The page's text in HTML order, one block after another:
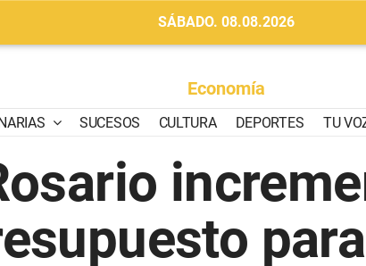
SÁBADO. 08.08.2026
Economía
SUCESOS CULTURA DEPORTES TU